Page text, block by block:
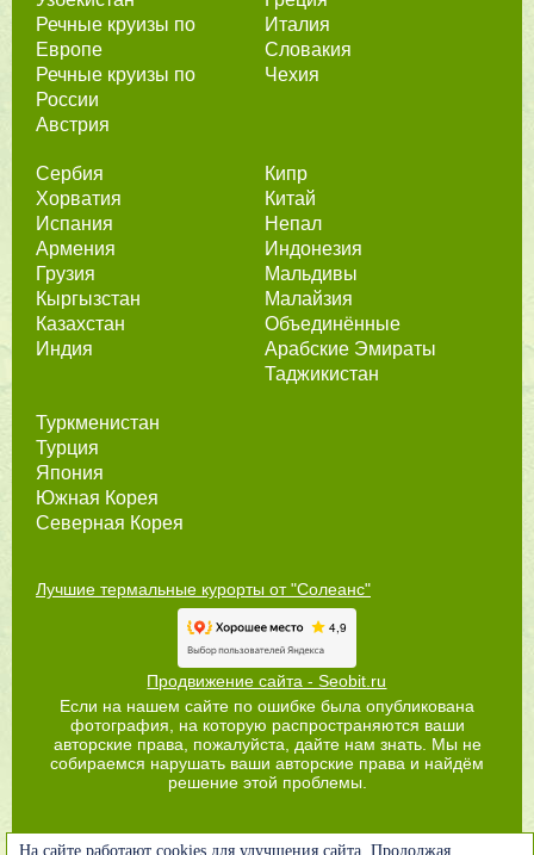
Речные круизы по
Европе
Речные круизы по
России
Австрия
Италия
Словакия
Чехия
Сербия
Хорватия
Испания
Армения
Грузия
Кыргызстан
Казахстан
Индия
Кипр
Китай
Непал
Индонезия
Мальдивы
Малайзия
Объединённые
Арабские Эмираты
Таджикистан
Туркменистан
Турция
Япония
Южная Корея
Северная Корея
Лучшие термальные курорты от "Солеанс"
Продвижение сайта - Seobit.ru
Если на нашем сайте по ошибке была опубликована
фотография, на которую распространяются ваши
авторские права, пожалуйста, дайте нам знать. Мы не
собираемся нарушать ваши авторские права и найдём
решение этой проблемы.
На сайте работают cookies для улучшения сайта. Продолжая